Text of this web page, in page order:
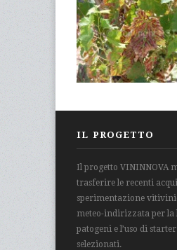
IL PROGETTO
Il progetto VININNOVA
trasferire le recenti
sperimentazione
meteo-indirizzata per la
patogeni e l’uso di
selezionati.